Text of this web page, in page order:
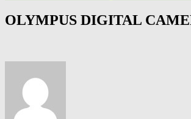
OLYMPUS DIGITAL